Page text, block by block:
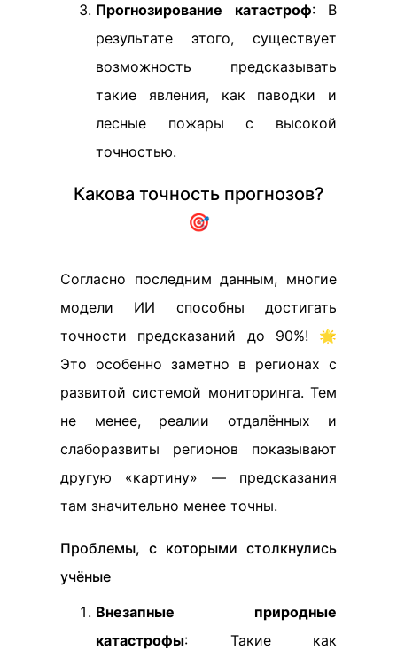
Прогнозирование катастроф: В
результате этого, существует
возможность предсказывать
такие явления, как паводки и
лесные пожары с высокой
точностью.
Какова точность прогнозов?
🎯
Согласно последним данным, многие
модели ИИ способны достигать
точности предсказаний до 90%! 🌟
Это особенно заметно в регионах с
развитой системой мониторинга. Тем
не менее, реалии отдалённых и
слаборазвиты регионов показывают
другую «картину» — предсказания
там значительно менее точны.
Проблемы, с которыми столкнулись
учёные
Внезапные природные
катастрофы: Такие как